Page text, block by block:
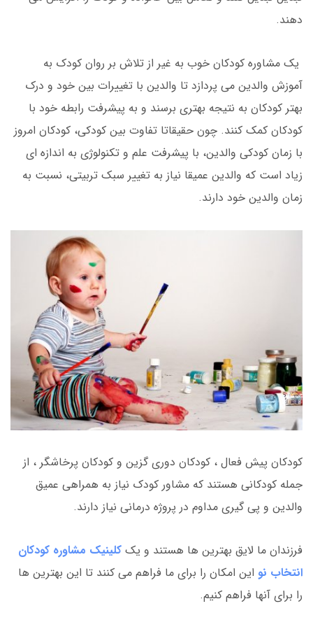
دهند.
یک مشاوره کودکان خوب به غیر از تلاش بر روان کودک به
آموزش والدین می پردازد تا والدین با تغییرات بین خود و درک
بهتر کودکان به نتیجه بهتری برسند و به پیشرفت رابطه خود با
کودکان کمک کنند. چون حقیقاتا تفاوت بین کودکی، کودکان امروز
با زمان کودکی والدین، با پیشرفت علم و تکنولوژی به اندازه ای
زیاد است که والدین عمیقا نیاز به تغییر سبک تربیتی، نسبت به
زمان والدین خود دارند.
کودکان پیش فعال ، کودکان دوری گزین و کودکان پرخاشگر ، از
جمله کودکانی هستند که مشاور کودک نیاز به همراهی عمیق
والدین و پی گیری مداوم در پروژه درمانی نیاز دارند.
فرزندان ما لایق بهترین ها هستند و یک کلینیک مشاوره کودکان
انتخاب نو این امکان را برای ما فراهم می کنند تا این بهترین ها
را برای آنها فراهم کنیم.